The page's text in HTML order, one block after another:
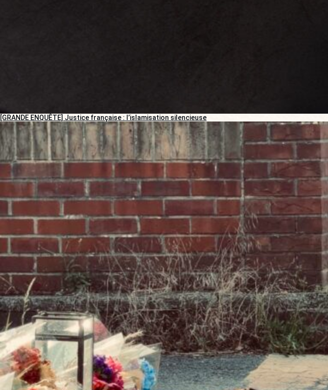
[GRANDE ENQUÊTE] Justice française : l’islamisation silencieuse